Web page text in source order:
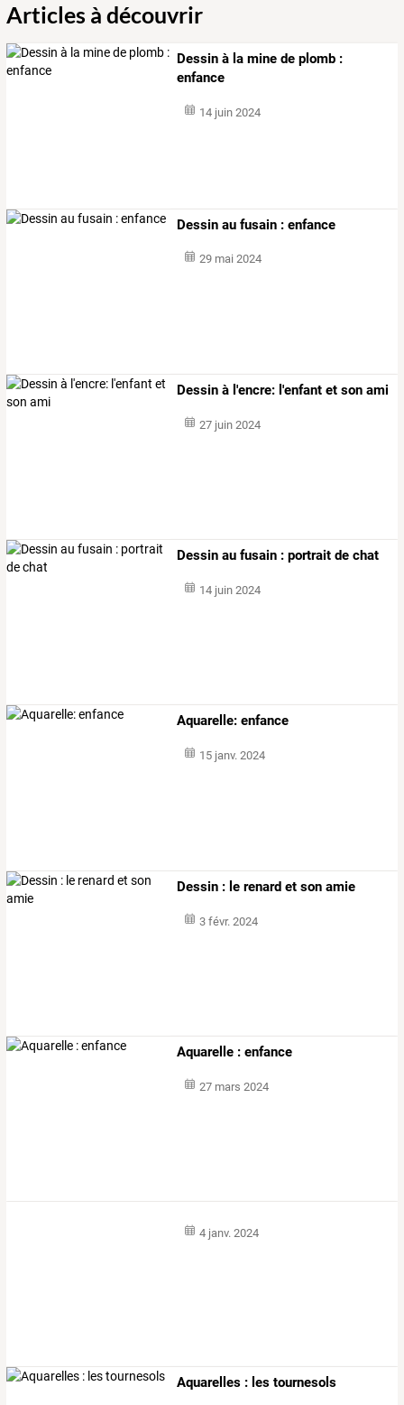
Articles à découvrir
Dessin à la mine de plomb :
enfance
14 juin 2024
Dessin au fusain : enfance
29 mai 2024
Dessin à l'encre: l'enfant et son ami
27 juin 2024
Dessin au fusain : portrait de chat
14 juin 2024
Aquarelle: enfance
15 janv. 2024
Dessin : le renard et son amie
3 févr. 2024
Aquarelle : enfance
27 mars 2024
4 janv. 2024
Aquarelles : les tournesols